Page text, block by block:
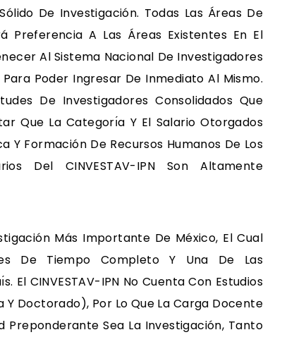
De Investigación. Todas Las Áreas De
Preferencia A Las Áreas Existentes En El
Al Sistema Nacional De Investigadores
Poder Ingresar De Inmediato Al Mismo.
De Investigadores Consolidados Que
Que La Categorı́a Y El Salario Otorgados
Y Formación De Recursos Humanos De Los
Del CINVESTAV-IPN Son Altamente
Más Importante De México, El Cual
De Tiempo Completo Y Una De Las
El CINVESTAV-IPN No Cuenta Con Estudios
Y Doctorado), Por Lo Que La Carga Docente
Preponderante Sea La Investigación, Tanto